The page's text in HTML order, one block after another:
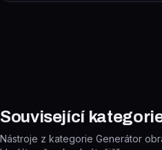
Související
Nástroje z kategorie Generátor